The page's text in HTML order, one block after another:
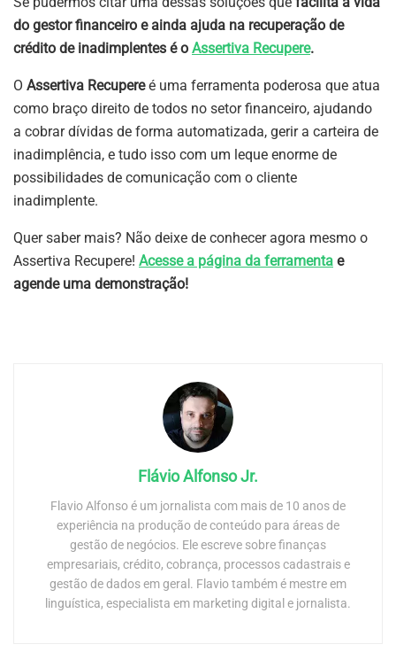
do gestor financeiro e ainda ajuda na recuperação de
crédito de inadimplentes é o Assertiva Recupere.
O Assertiva Recupereé uma ferramenta poderosa que atua
como braço direito de todos no setor financeiro, ajudando
a cobrar dívidas de forma automatizada, gerir a carteira de
inadimplência, e tudo isso com um leque enorme de
possibilidades de comunicação com o cliente
inadimplente.
Quer saber mais? Não deixe de conhecer agora mesmo o
Assertiva Recupere! Acesse a página da ferramenta e
agende uma demonstração!
Flávio Alfonso Jr.
Flavio Alfonso é um jornalista com mais de 10 anos de
experiência na produção de conteúdo para áreas de
gestão de negócios. Ele escreve sobre finanças
empresariais, crédito, cobrança, processos cadastrais e
gestão de dados em geral. Flavio também é mestre em
linguística, especialista em marketing digital e jornalista.